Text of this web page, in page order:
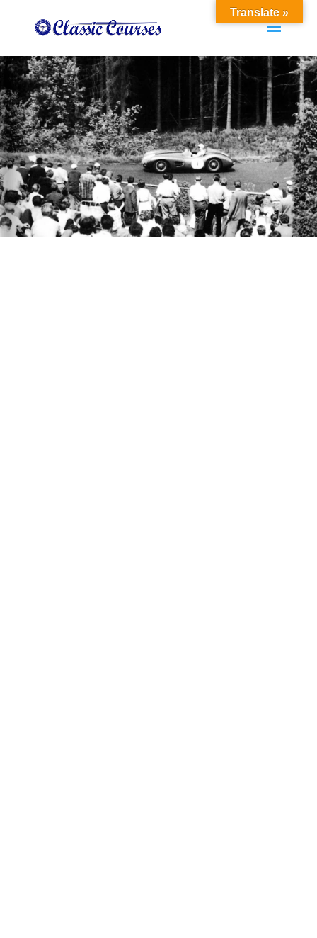
Translate »